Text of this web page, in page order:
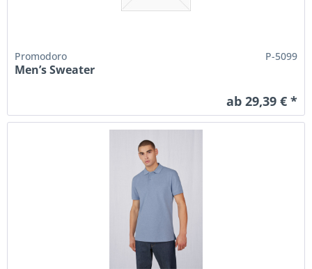
Promodoro P-5099
Men’s Sweater
ab 29,39 € *